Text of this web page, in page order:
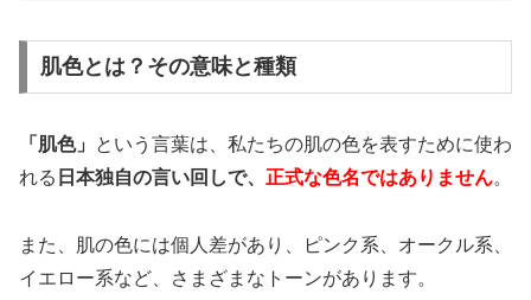
肌色とは？その意味と種類
「肌色」
という言葉は、私たちの肌の色を表すために使わ
れる 日本独自の言い回しで、 正式な色名ではありません。
また、肌の色には個人差があり、ピンク系、オークル系、
イエロー系など、さまざまなトーンがあります。